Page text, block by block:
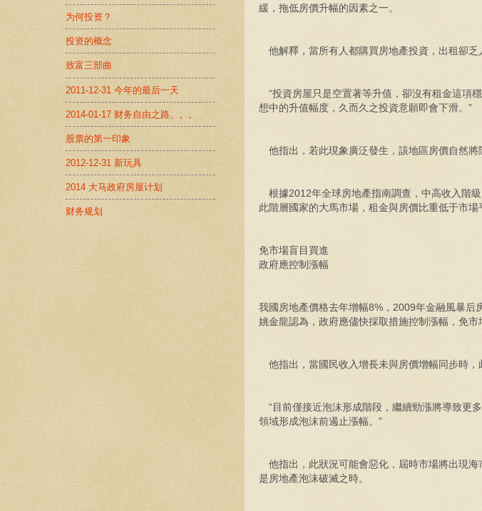
緩，拖低房價升幅的因素之一。
他解釋，當所有人都購買房地產投資，出租卻乏
“投資房屋只是空置著等升值，卻沒有租金這項
想中的升值幅度，久而久之投資意願即會下滑。”
他指出，若此現象廣泛發生，該地區房價自然將
根據2012年全球房地產指南調查，中高收入階
此階層國家的大馬市場，租金與房價比重低于市場
免市場盲目買進
政府應控制漲幅
我國房地產價格去年增幅8%，2009年金融風暴后
姚金龍認為，政府應儘快採取措施控制漲幅，免市
他指出，當國民收入增長未與房價增幅同步時，
“目前僅接近泡沫形成階段，繼續勁漲將導致更
領域形成泡沫前遏止漲幅。”
他指出，此狀況可能會惡化，屆時市場將出現
是房地產泡沫破滅之時。
为何投资？
投资的概念
致富三部曲
2011-12-31 今年的最后一天
2014-01-17 财务自由之路。。。
股票的第一印象
2012-12-31 新玩具
2014 大马政府房屋计划
财务规划